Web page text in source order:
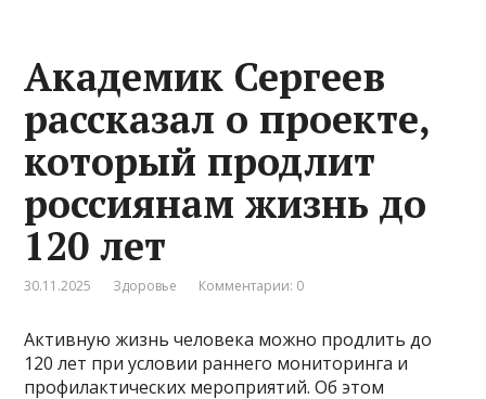
Академик Сергеев
рассказал о проекте,
который продлит
россиянам жизнь до
120 лет
30.11.2025 Здоровье Комментарии: 0
Активную жизнь человека можно продлить до
120 лет при условии раннего мониторинга и
профилактических мероприятий. Об этом